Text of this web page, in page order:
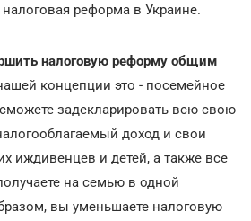
реформа в Украине.
налоговую реформу общим
концепции это - посемейное
задекларировать всю свою
доход и свои
иждивенцев и детей, а также все
на семью в одной
вы уменьшаете налоговую